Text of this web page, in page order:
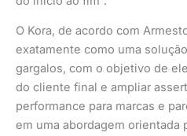
O Kora, de acordo com
exatamente como uma
gargalos, com o objetivo de
do cliente final e ampliar
performance para marcas e
em uma abordagem orientada